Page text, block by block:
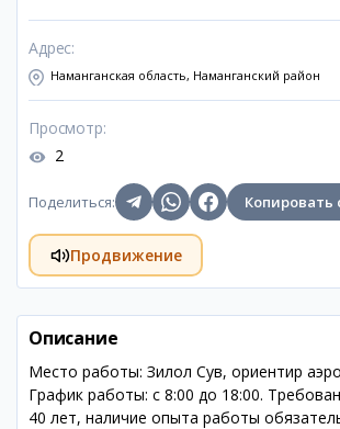
Адрес:
Наманганская область, Наманганский район
Просмотр:
2
Поделиться: Копировать
Продвижение
Описание
Место работы: Зилол Сув, ориентир
График работы: с 8:00 до 18:00.
40 лет, наличие опыта работы